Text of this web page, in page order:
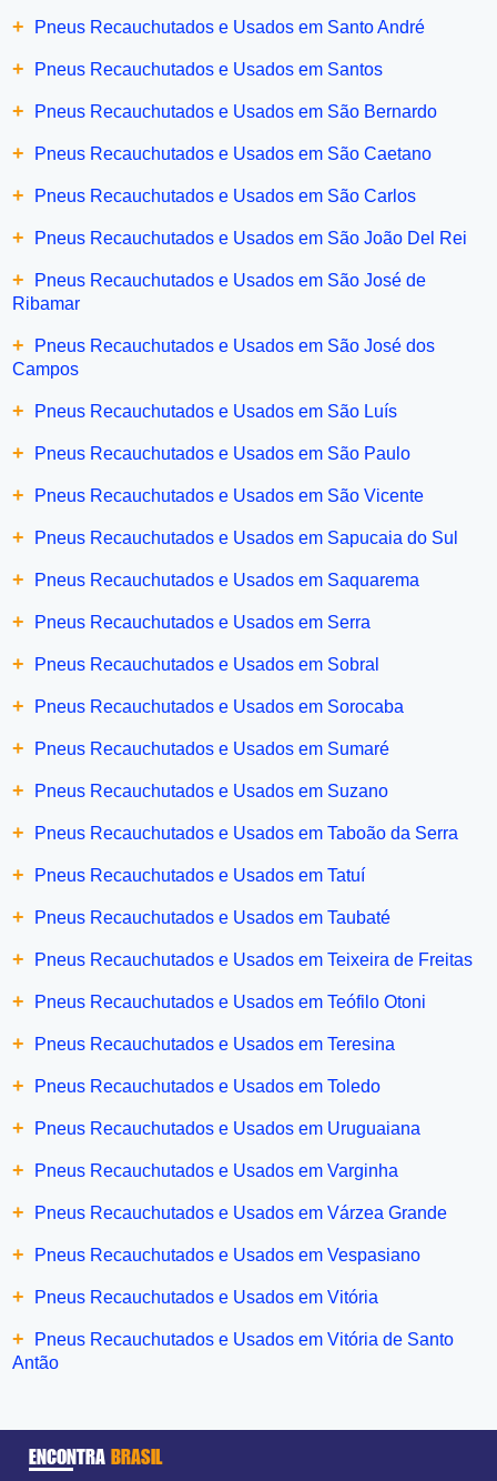
+ Pneus Recauchutados e Usados em Santo André
+ Pneus Recauchutados e Usados em Santos
+ Pneus Recauchutados e Usados em São Bernardo
+ Pneus Recauchutados e Usados em São Caetano
+ Pneus Recauchutados e Usados em São Carlos
+ Pneus Recauchutados e Usados em São João Del Rei
+
Pneus Recauchutados e Usados em São José de
Ribamar
+
Pneus Recauchutados e Usados em São José dos
Campos
+ Pneus Recauchutados e Usados em São Luís
+ Pneus Recauchutados e Usados em São Paulo
+ Pneus Recauchutados e Usados em São Vicente
+ Pneus Recauchutados e Usados em Sapucaia do Sul
+ Pneus Recauchutados e Usados em Saquarema
+ Pneus Recauchutados e Usados em Serra
+ Pneus Recauchutados e Usados em Sobral
+ Pneus Recauchutados e Usados em Sorocaba
+ Pneus Recauchutados e Usados em Sumaré
+ Pneus Recauchutados e Usados em Suzano
+ Pneus Recauchutados e Usados em Taboão da Serra
+ Pneus Recauchutados e Usados em Tatuí
+ Pneus Recauchutados e Usados em Taubaté
+ Pneus Recauchutados e Usados em Teixeira de Freitas
+ Pneus Recauchutados e Usados em Teófilo Otoni
+ Pneus Recauchutados e Usados em Teresina
+ Pneus Recauchutados e Usados em Toledo
+ Pneus Recauchutados e Usados em Uruguaiana
+ Pneus Recauchutados e Usados em Varginha
+ Pneus Recauchutados e Usados em Várzea Grande
+ Pneus Recauchutados e Usados em Vespasiano
+ Pneus Recauchutados e Usados em Vitória
+
Pneus Recauchutados e Usados em Vitória de Santo
Antão
ENCONTRA BRASIL